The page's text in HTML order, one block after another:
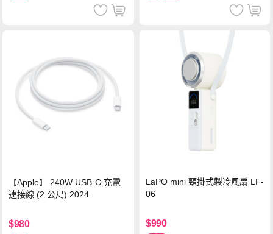
【Apple】 240W USB-C 充電
連接線 (2 公尺) 2024
$980
LaPO mini 頸掛式製冷風扇 LF-
06
$990